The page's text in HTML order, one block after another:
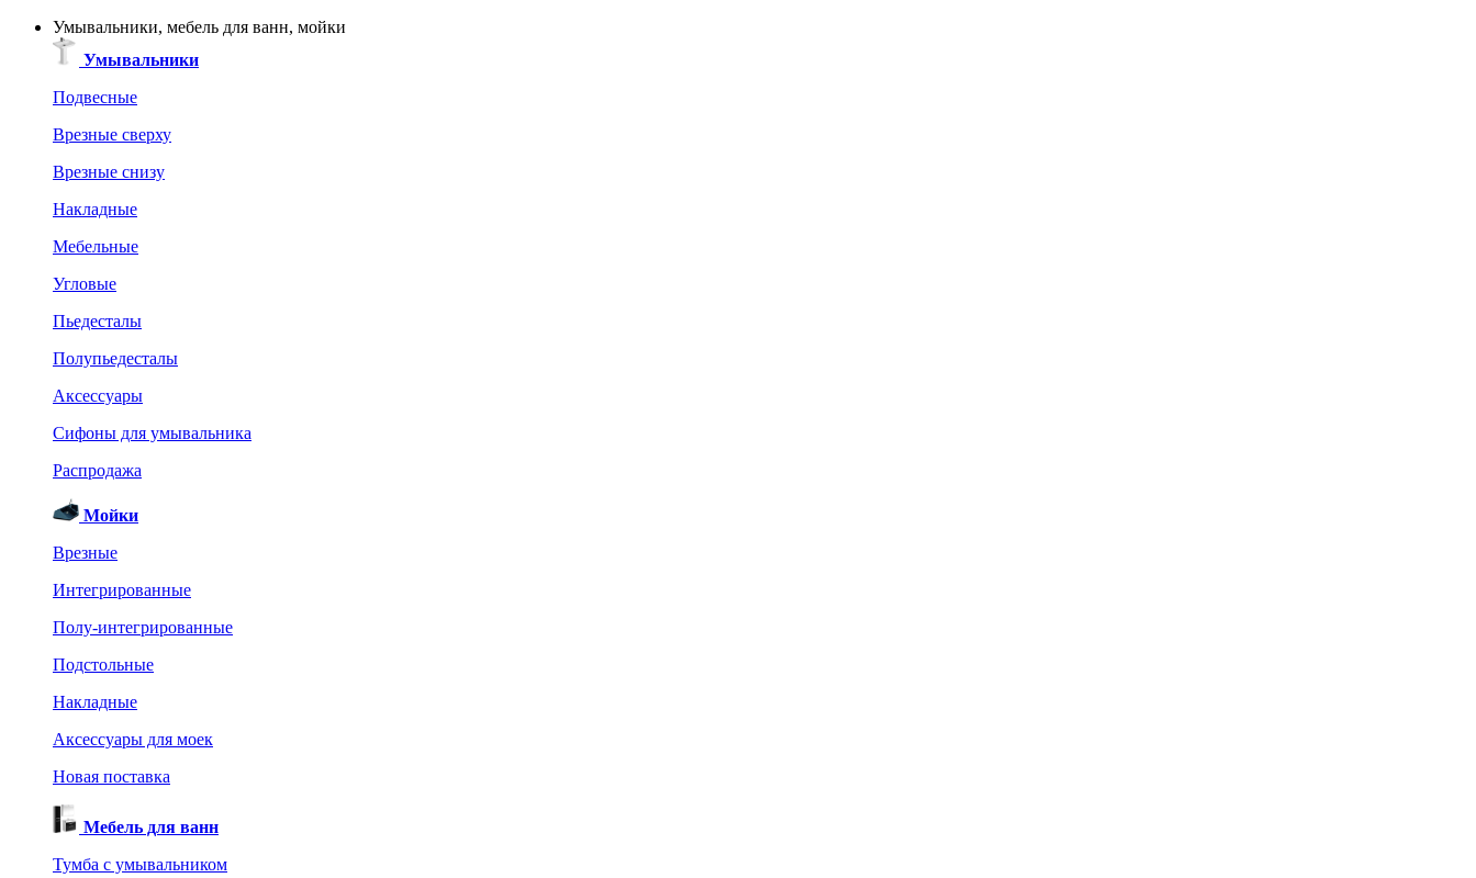
Умывальники, мебель для ванн, мойки
Умывальники
Подвесные
Врезные сверху
Врезные снизу
Накладные
Мебельные
Угловые
Пьедесталы
Полупьедесталы
Аксессуары
Сифоны для умывальника
Распродажа
Мойки
Врезные
Интегрированные
Полу-интегрированные
Подстольные
Накладные
Аксессуары для моек
Новая поставка
Мебель для ванн
Тумба с умывальником